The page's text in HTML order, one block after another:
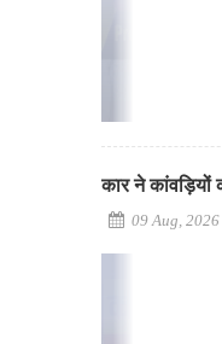
कार ने कांवड़ियों
09 Aug,